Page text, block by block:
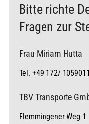
Bitte richte
Fragen zur
Frau Miriam Hutta
Tel. +49 172/ 1059011
TBV Transporte
Flemmingener Weg 1